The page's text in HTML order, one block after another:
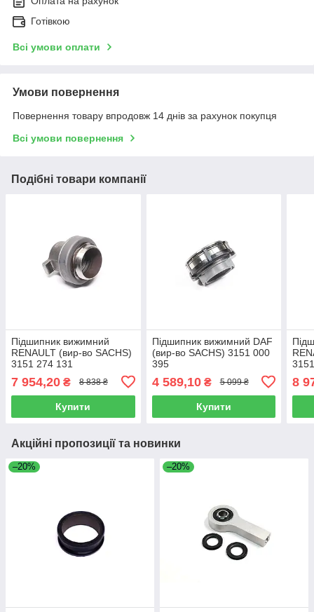
Готівкою
Всі умови оплати
Умови повернення
Повернення товару впродовж 14 днів за рахунок покупця
Всі умови повернення
Подібні товари компанії
Підшипник вижимний
RENAULT (вир-во SACHS)
3151 274 131
7 954,20 ₴ 8 838 ₴
Купити
Підшипник вижимний DAF
(вир-во SACHS) 3151 000
395
4 589,10₴ 5 099 ₴
Купити
8
Акційні пропозиції та новинки
–20% –20%